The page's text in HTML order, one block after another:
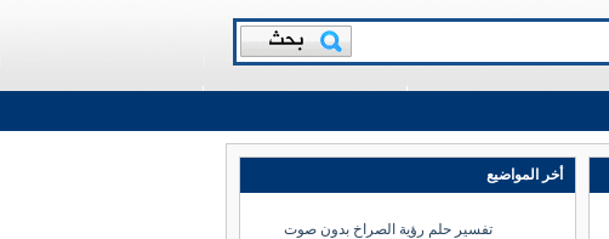
أخر المواضيع
تفسير حلم رؤية الصراخ بدون صوت